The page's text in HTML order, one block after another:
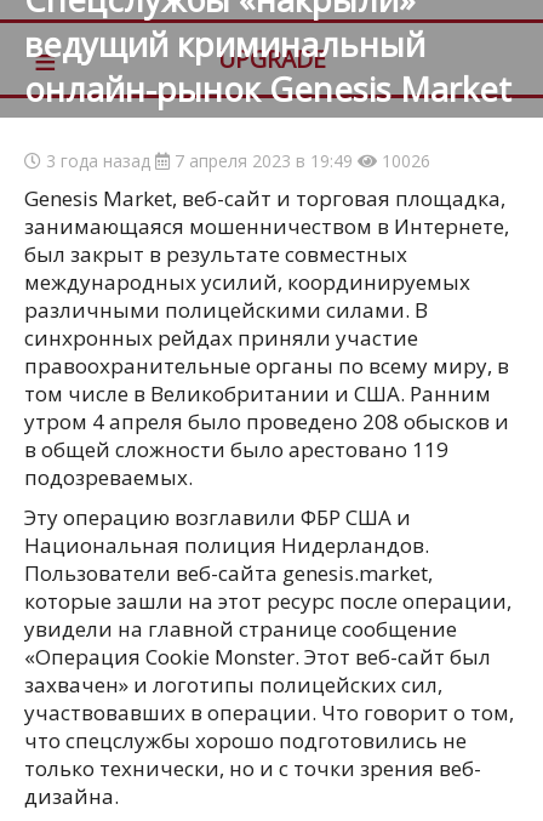
≡ UPGRADE
ведущий криминальный
онлайн-рынок Genesis Market
3 года назад 7 апреля 2023 в 19:49 10026
Genesis Market, веб-сайт и торговая площадка,
занимающаяся мошенничеством в Интернете,
был закрыт в результате совместных
международных усилий, координируемых
различными полицейскими силами. В
синхронных рейдах приняли участие
правоохранительные органы по всему миру, в
том числе в Великобритании и США. Ранним
утром 4 апреля было проведено 208 обысков и
в общей сложности было арестовано 119
подозреваемых.
Эту операцию возглавили ФБР США и
Национальная полиция Нидерландов.
Пользователи веб-сайта genesis.market,
которые зашли на этот ресурс после операции,
увидели на главной странице сообщение
«Операция Cookie Monster. Этот веб-сайт был
захвачен» и логотипы полицейских сил,
участвовавших в операции. Что говорит о том,
что спецслужбы хорошо подготовились не
только технически, но и с точки зрения веб-
дизайна.